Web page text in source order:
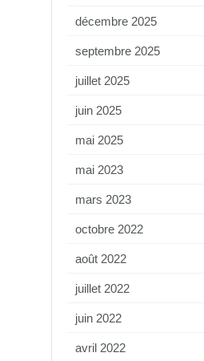
décembre 2025
septembre 2025
juillet 2025
juin 2025
mai 2025
mai 2023
mars 2023
octobre 2022
août 2022
juillet 2022
juin 2022
avril 2022